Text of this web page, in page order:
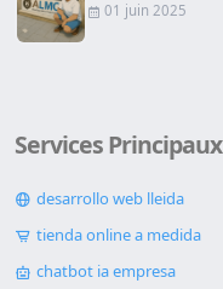
01 juin 2025
Services Principaux
desarrollo web lleida
tienda online a medida
chatbot ia empresa